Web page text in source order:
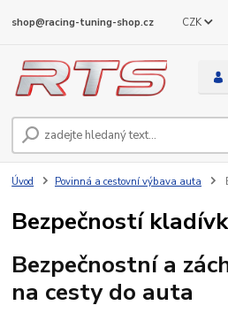
CZK
shop@racing-tuning-shop.cz
Úvod Povinná a cestovní výbava auta
Bezpečností
Bezpečnostní a
na cesty do auta